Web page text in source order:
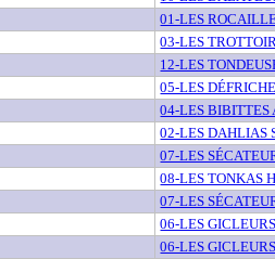
01-LES
03-LES
12-LES
05-LES
04-LES BIBITTES
02-LES DAHLIAS
07-LES
08-LES TONKAS
07-LES
06-LES
06-LES